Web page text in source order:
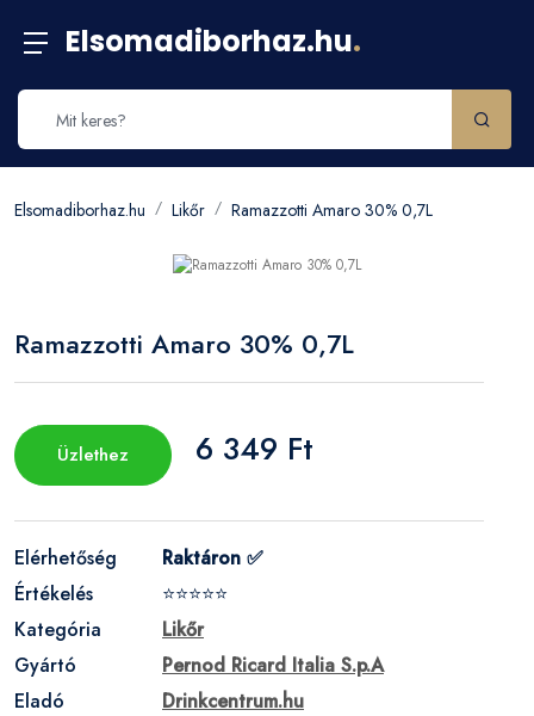
Elsomadiborhaz.hu.
Elsomadiborhaz.hu Likőr Ramazzotti Amaro 30% 0,7L
Ramazzotti Amaro 30% 0,7L
Üzlethez 6 349 Ft
Elérhetőség
Raktáron ✅
Értékelés
⭐⭐⭐⭐⭐
Kategória
Likőr
Gyártó
Pernod Ricard Italia S.p.A
Eladó
Drinkcentrum.hu